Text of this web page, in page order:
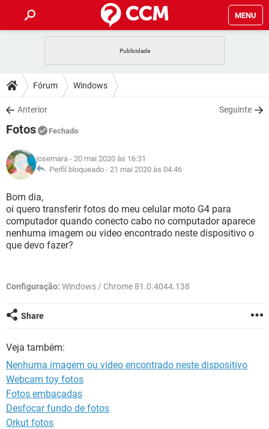
MENU
CELULAR
OUTLOOK
INSTAGRAM
GUIA DE COMPRAS
DICAS
JOGOS
INSTAGRAM GMAIL
GUIA DE COMPRAS
DOWNLOADS
JOGOS
CELULAR
OUTLOOK EXCEL
INSTAGRAM
GUIA DE COMPRAS
JOGOS WHATSAPP
CELULAR
OUTLOOK
INSTAGRAM GMAIL
GUIA DE COMPRAS
GLOSSÁRIO
JOGOS
CELULAR FACEBOOK
OUTLOOK EXCEL
Fórum Windows
Anterior Seguinte
Fotos Fechado
josemara - 20 mai 2020 às 16:31
Perfil bloqueado - 21 mai 2020 às 04:46
Bom dia,
oi quero transferir fotos do meu celular moto G4 para
computador quando conecto cabo no computador aparece
nenhuma imagem ou video encontrado neste dispositivo o
que devo fazer?
Configuração: Windows / Chrome 81.0.4044.138
Share
Veja também:
Nenhuma imagem ou video encontrado neste dispositivo
Webcam toy fotos
Fotos embaçadas
Desfocar fundo de fotos
Orkut fotos